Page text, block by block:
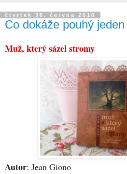
čtvrtek 30. června 2016
Co dokáže pouhý
Muž, který sázel stromy
Autor: Jean Giono